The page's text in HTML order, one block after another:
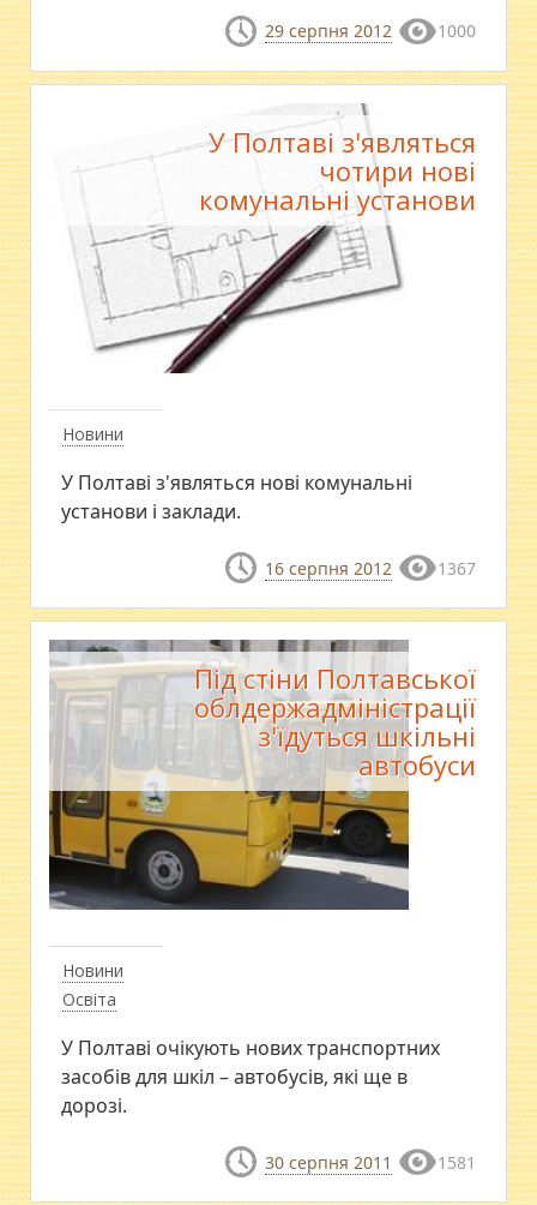
29 серпня 2012 1000
Новини
У Полтаві з'являться
чотири нові
комунальні установи
У Полтаві з'являться нові комунальні
установи і заклади.
16 серпня 2012 1367
Новини
Освіта
Під стіни Полтавської
облдержадміністрації
з'їдуться шкільні
автобуси
У Полтаві очікують нових транспортних
засобів для шкіл – автобусів, які ще в
дорозі.
30 серпня 2011 1581